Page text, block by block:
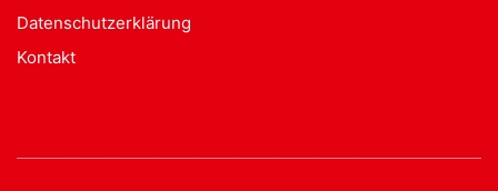
Datenschutzerklärung
Kontakt